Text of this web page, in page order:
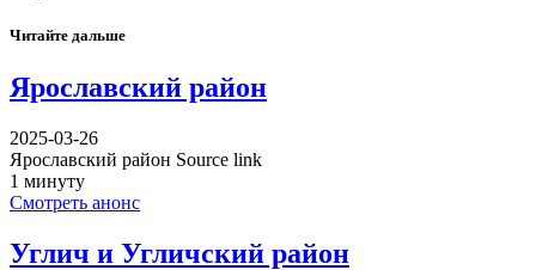
Читайте дальше
Ярославский район
2025-03-26
Ярославский район Source link
1 минуту
Смотреть анонс
Углич и Угличский район